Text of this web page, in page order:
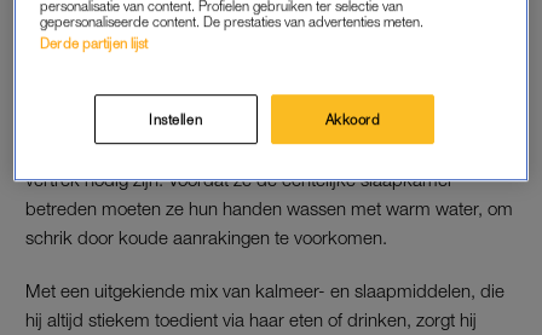
voor dit doel heeft gekocht. Als mannen interesse tonen, stelt
De mannen moeten ver weg parkeren, telefoons in de auto
laten, mogen niet roken of parfum dragen en moeten hun
kleding achterlaten bij de keukendeur, mocht een overhaast
vertrek nodig zijn. Voordat ze de echtelijke slaapkamer
betreden moeten ze hun handen wassen met warm water, om
schrik door koude aanrakingen te voorkomen.
Met een uitgekiende mix van kalmeer- en slaapmiddelen, die
hij altijd stiekem toedient via haar eten of drinken, zorgt hij
personalisatie van content. Profielen gebruiken ter selectie van
gepersonaliseerde content. De prestaties van advertenties meten.
Derde partijen lijst
Instellen Akkoord